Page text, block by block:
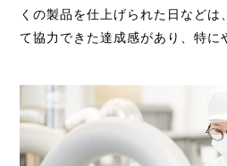
くの製品を仕上げられた日などは
て協力できた達成感があり、特に